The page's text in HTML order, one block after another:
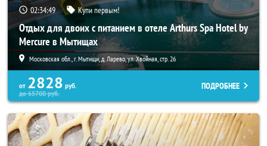
02:34:47 Купи первым!
Отдых для двоих с питанием в отеле Arthurs Spa Hotel by
Mercure в Мытищах
Московская обл., г. Мытищи, д. Ларево, ул. Хвойная, стр. 26
от 2828 руб.
до65700руб.
ПОДРОБНЕЕ